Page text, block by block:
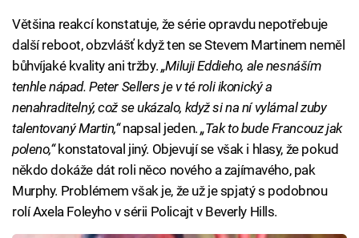
Většina reakcí konstatuje, že série opravdu nepotřebuje
další reboot, obzvlášť když ten se Stevem Martinem neměl
bůhvíjaké kvality ani tržby. „Miluji Eddieho, ale nesnáším
tenhle nápad. Peter Sellers je v té roli ikonický a
nenahraditelný, což se ukázalo, když si na ní vylámal zuby
talentovaný Martin,“napsal jeden.„Tak to bude Francouz jak
poleno,“konstatoval jiný. Objevují se však i hlasy, že pokud
někdo dokáže dát roli něco nového a zajímavého, pak
Murphy. Problémem však je, že už je spjatý s podobnou
rolí Axela Foleyho v sérii Policajt v Beverly Hills.